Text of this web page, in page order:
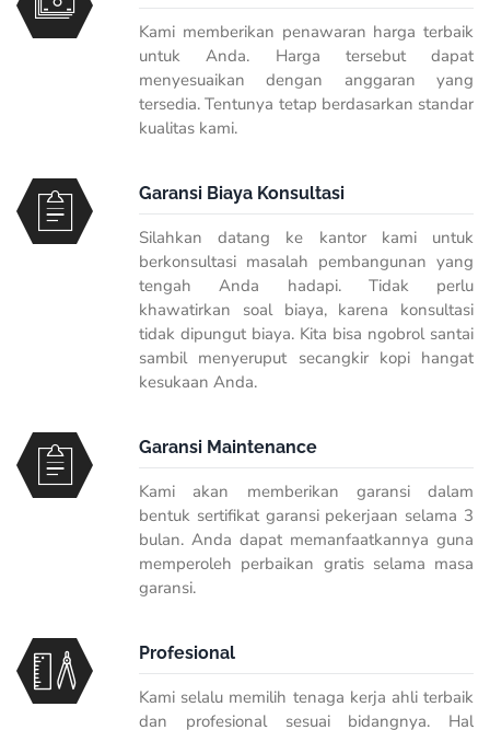
Kami memberikan penawaran harga terbaik
untuk Anda. Harga tersebut dapat
menyesuaikan dengan anggaran yang
tersedia. Tentunya tetap berdasarkan standar
kualitas kami.
Garansi Biaya Konsultasi
Silahkan datang ke kantor kami untuk
berkonsultasi masalah pembangunan yang
tengah Anda hadapi. Tidak perlu
khawatirkan soal biaya, karena konsultasi
tidak dipungut biaya. Kita bisa ngobrol santai
sambil menyeruput secangkir kopi hangat
kesukaan Anda.
Garansi Maintenance
Kami akan memberikan garansi dalam
bentuk sertifikat garansi pekerjaan selama 3
bulan. Anda dapat memanfaatkannya guna
memperoleh perbaikan gratis selama masa
garansi.
Profesional
Kami selalu memilih tenaga kerja ahli terbaik
dan profesional sesuai bidangnya. Hal